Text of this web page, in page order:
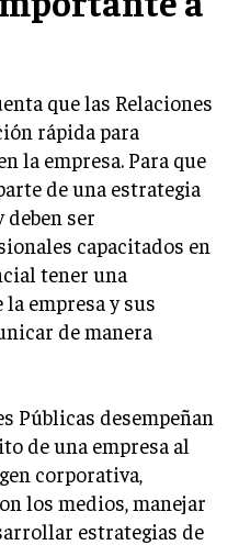
Y RESPONSABILIDAD
apasionado de la
Con más de 10 años de
palabra escrita para crear
exitosas. Amante de la
el enfoque creativo en cada
y domina los buscadores,
que las Relaciones
rápida para
la empresa. Para que
de una estrategia
ser
capacitados en
tener una
empresa y sus
de manera
Públicas desempeñan
de una empresa al
corporativa,
los medios, manejar
estrategias de